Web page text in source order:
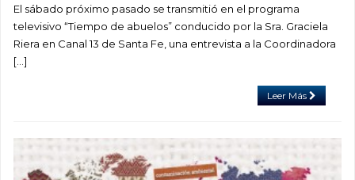
El sábado próximo pasado se transmitió en el programa
televisivo “Tiempo de abuelos” conducido por la Sra. Graciela
Riera en Canal 13 de Santa Fe, una entrevista a la Coordinadora
[…]
Leer Más